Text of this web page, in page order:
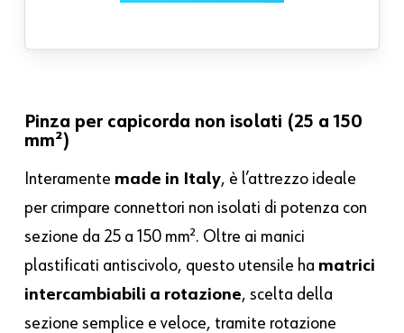
Pinza per capicorda non isolati (25 a 150
mm²)
Interamente made in Italy, è l’attrezzo ideale
per crimpare connettori non isolati di potenza con
sezione da 25 a 150 mm². Oltre ai manici
plastificati antiscivolo, questo utensile ha matrici
intercambiabili a rotazione, scelta della
sezione semplice e veloce, tramite rotazione